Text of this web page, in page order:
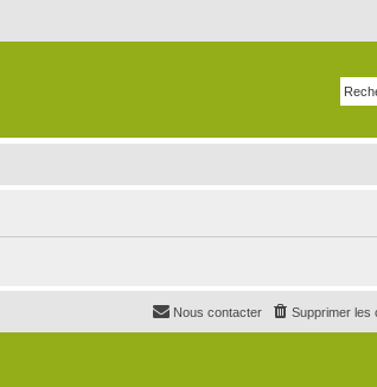
Supprimer les
Nous contacter